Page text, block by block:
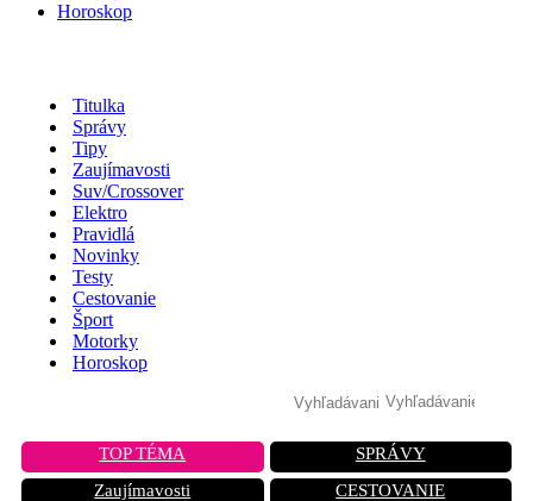
Horoskop
Titulka
Správy
Tipy
Zaujímavosti
Suv/Crossover
Elektro
Pravidlá
Novinky
Testy
Cestovanie
Šport
Motorky
Horoskop
TOP TÉMA
SPRÁVY
Zaujímavosti
CESTOVANIE